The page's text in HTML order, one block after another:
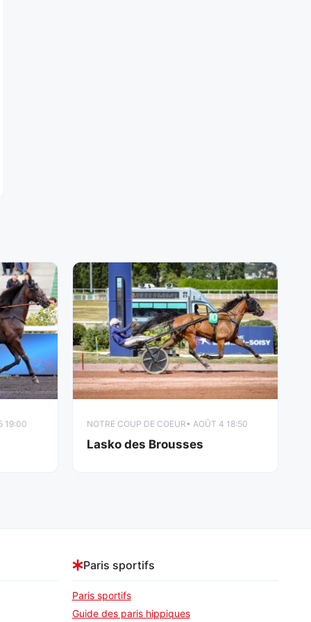
19:00 NOTRE COUP DE COEUR• AOÛT 4 18:50
Lasko des Brousses
Paris sportifs
Paris sportifs
Guide des paris hippiques